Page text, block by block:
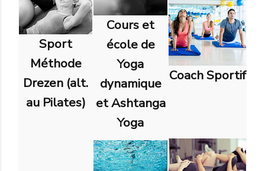
Sport
Méthode
Drezen (alt.
au Pilates)
Cours et
école de
Yoga
dynamique
et Ashtanga
Yoga
Coach Sportif